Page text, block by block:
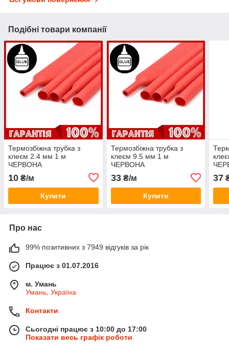
Подібні товари компанії
Термозбіжна трубка з
клеєм 2.4 мм 1 м
ЧЕРВОНА
10 ₴/м
Купити
Термозбіжна трубка з
клеєм 9.5 мм 1 м
ЧЕРВОНА
33₴/м
Купити
37
Про нас
99% позитивних з 7949 відгуків за рік
Працює з 01.07.2016
м. Умань
Умань, Україна
Контакти
Сьогодні працює з 10:00 до 17:00
Показати весь графік роботи